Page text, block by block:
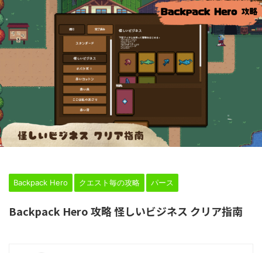
Backpack Hero クエスト毎の攻略 パース
Backpack Hero 攻略 怪しいビジネス クリア指南